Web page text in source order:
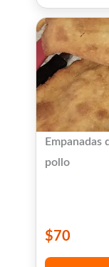
Empanadas
pollo
$70